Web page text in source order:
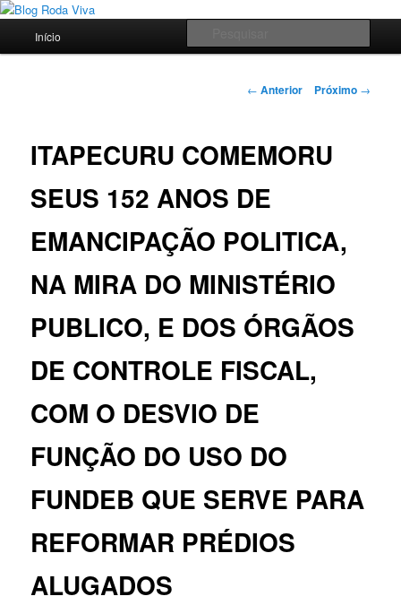
Pular Jornalismo sério comprometido com a verdade
principal
Início
Navegação
← Anterior Próximo →
ITAPECURU COMEMORU
SEUS 152 ANOS DE
EMANCIPAÇÃO POLITICA,
NA MIRA DO MINISTÉRIO
PUBLICO, E DOS ÓRGÃOS
DE CONTROLE FISCAL,
COM O DESVIO DE
FUNÇÃO DO USO DO
FUNDEB QUE SERVE PARA
REFORMAR PRÉDIOS
ALUGADOS